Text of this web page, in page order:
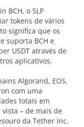
BCH, o SLP
tokens de vários
significa que os
suporta BCH e
USDT através de
aplicativos.
Algorand, EOS,
com uma
totais em
– de mais de
da Tether Inc.